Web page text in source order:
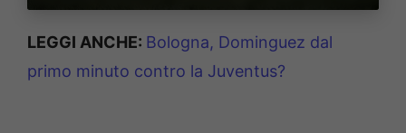
LEGGI ANCHE: Bologna, Dominguez dal
primo minuto contro la Juventus?